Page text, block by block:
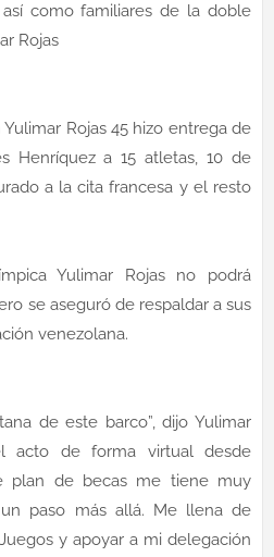
así como familiares de la doble
Rojas
Rojas 45 hizo entrega de
Henríquez a 15 atletas, 10 de
a la cita francesa y el resto
Yulimar Rojas no podrá
se aseguró de respaldar a sus
venezolana.
de este barco”, dijo Yulimar
acto de forma virtual desde
plan de becas me tiene muy
paso más allá. Me llena de
y apoyar a mi delegación